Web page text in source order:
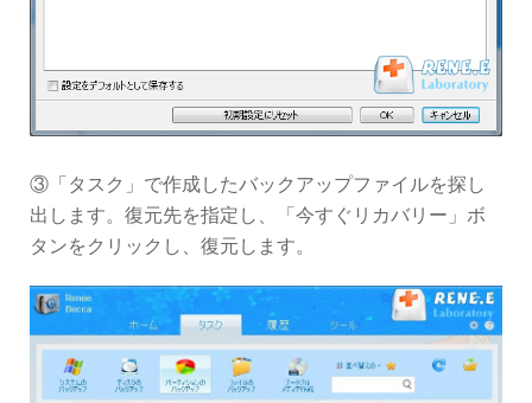
③「タスク」で作成したバックアップファイルを探し
出します。復元先を指定し、「今すぐリカバリー」ボ
タンをクリックし、復元します。